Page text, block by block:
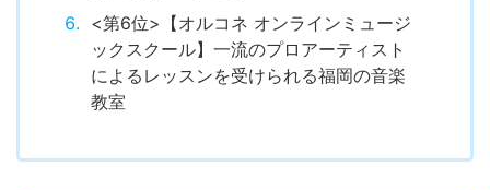
<第6位>【オルコネ オンラインミュージ
ックスクール】一流のプロアーティスト
によるレッスンを受けられる福岡の音楽
教室